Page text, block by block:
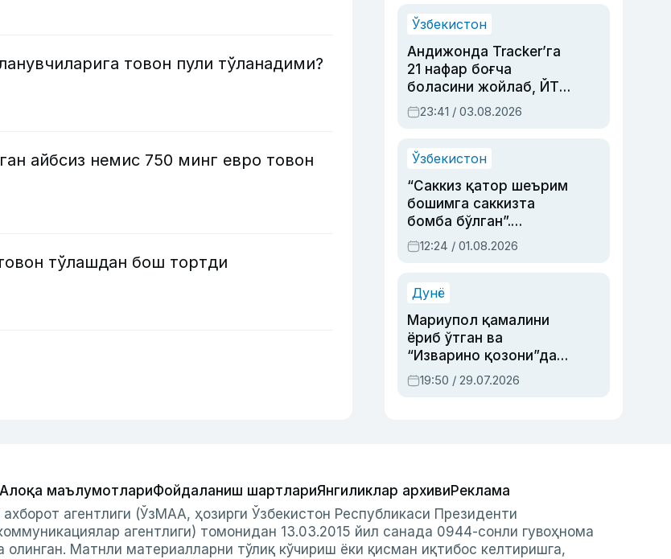
товон пули тўланадими?
айбсиз немис 750 минг евро товон
тўлашдан бош тортди
Ўзбекистон
Андижонда Tracker’га
21 нафар боғча
боласини жойлаб, ЙТҲ
содир этган аёлга суд
ҳукми ўқилди
23:41 / 03.08.2026
Ўзбекистон
“Саккиз қатор шеърим
бошимга саккизта
бомба бўлган”.
Абдулла Ориповни
сиёсий айбловлардан
12:24 / 01.08.2026
Дунё
Мариупол қамалини
ёриб ўтган ва
“Изварино қозони”дан
чиққан қаҳрамон —
Украина армияси бош
19:50 / 29.07.2026
Алоқа маълумотлариФойдаланиш шартлариЯнгиликлар архивиРеклама
агентлиги (ЎзМАА, ҳозирги Ўзбекистон Республикаси Президенти
агентлиги) томонидан 13.03.2015 йил санада 0944-сонли гувоҳнома
Матнли материалларни тўлиқ кўчириш ёки қисман иқтибос келтиришга,